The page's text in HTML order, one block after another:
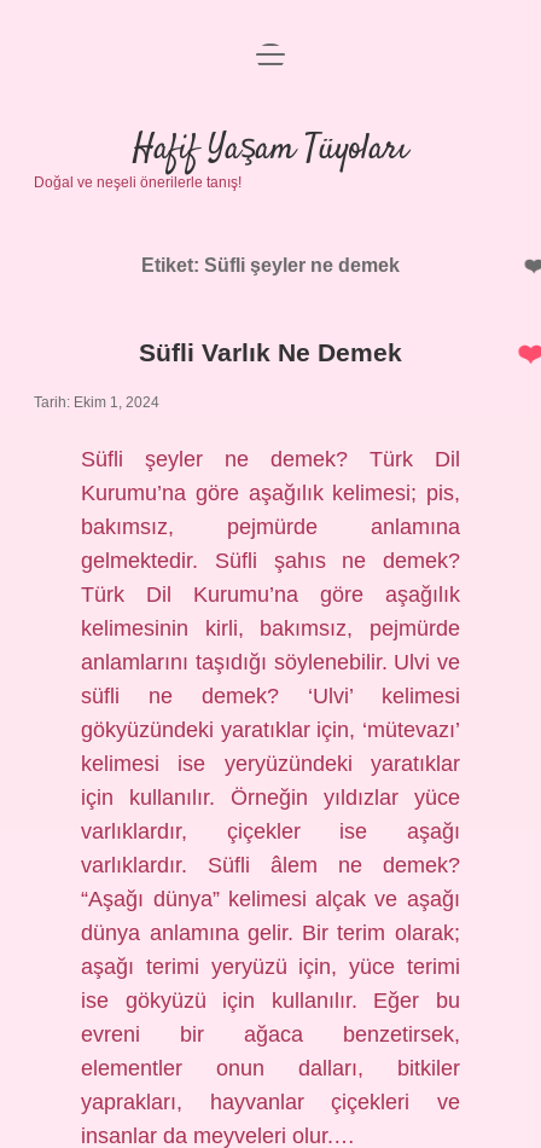
Anasayfa
Gizlilik Politikası
Yasal Uyarı
menüyü
Hafif Yaşam Tüyoları
Doğal ve neşeli önerilerle tanış!
Etiket: Süfli şeyler ne demek
Süfli Varlık Ne Demek
Tarih: Ekim 1, 2024
Süfli şeyler ne demek? Türk Dil
Kurumu’na göre aşağılık kelimesi; pis,
bakımsız, pejmürde anlamına
gelmektedir. Süfli şahıs ne demek?
Türk Dil Kurumu’na göre aşağılık
kelimesinin kirli, bakımsız, pejmürde
anlamlarını taşıdığı söylenebilir. Ulvi ve
süfli ne demek? ‘Ulvi’ kelimesi
gökyüzündeki yaratıklar için, ‘mütevazı’
kelimesi ise yeryüzündeki yaratıklar
için kullanılır. Örneğin yıldızlar yüce
varlıklardır, çiçekler ise aşağı
varlıklardır. Süfli âlem ne demek?
“Aşağı dünya” kelimesi alçak ve aşağı
dünya anlamına gelir. Bir terim olarak;
aşağı terimi yeryüzü için, yüce terimi
ise gökyüzü için kullanılır. Eğer bu
evreni bir ağaca benzetirsek,
elementler onun dalları, bitkiler
yaprakları, hayvanlar çiçekleri ve
insanlar da meyveleri olur.…